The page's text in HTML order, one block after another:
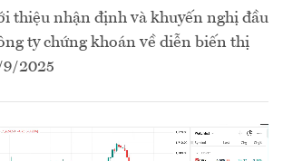
thiệu nhận định và khuyến nghị đầu
ty chứng khoán về diễn biến thị
9/2025